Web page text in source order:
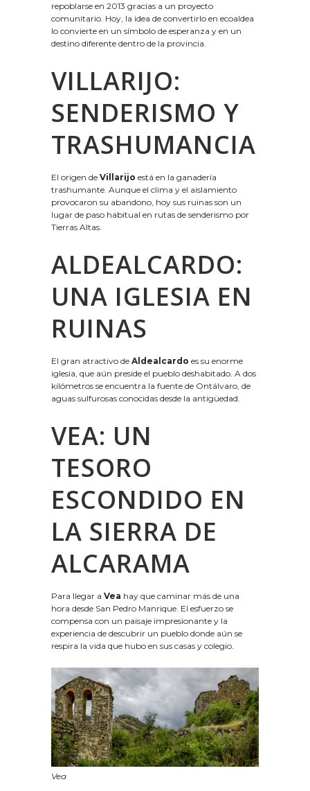
repoblarse en 2013 gracias a un proyecto
comunitario. Hoy, la idea de convertirlo en ecoaldea
lo convierte en un símbolo de esperanza y en un
destino diferente dentro de la provincia.
VILLARIJO:
SENDERISMO Y
TRASHUMANCIA
El origen de Villarijo está en la ganadería
trashumante. Aunque el clima y el aislamiento
provocaron su abandono, hoy sus ruinas son un
lugar de paso habitual en rutas de senderismo por
Tierras Altas.
ALDEALCARDO:
UNA IGLESIA EN
RUINAS
El gran atractivo de Aldealcardo es su enorme
iglesia, que aún preside el pueblo deshabitado. A dos
kilómetros se encuentra la fuente de Ontálvaro, de
aguas sulfurosas conocidas desde la antigüedad.
VEA: UN
TESORO
ESCONDIDO EN
LA SIERRA DE
ALCARAMA
Para llegar a Vea hay que caminar más de una
hora desde San Pedro Manrique. El esfuerzo se
compensa con un paisaje impresionante y la
experiencia de descubrir un pueblo donde aún se
respira la vida que hubo en sus casas y colegio.
Vea